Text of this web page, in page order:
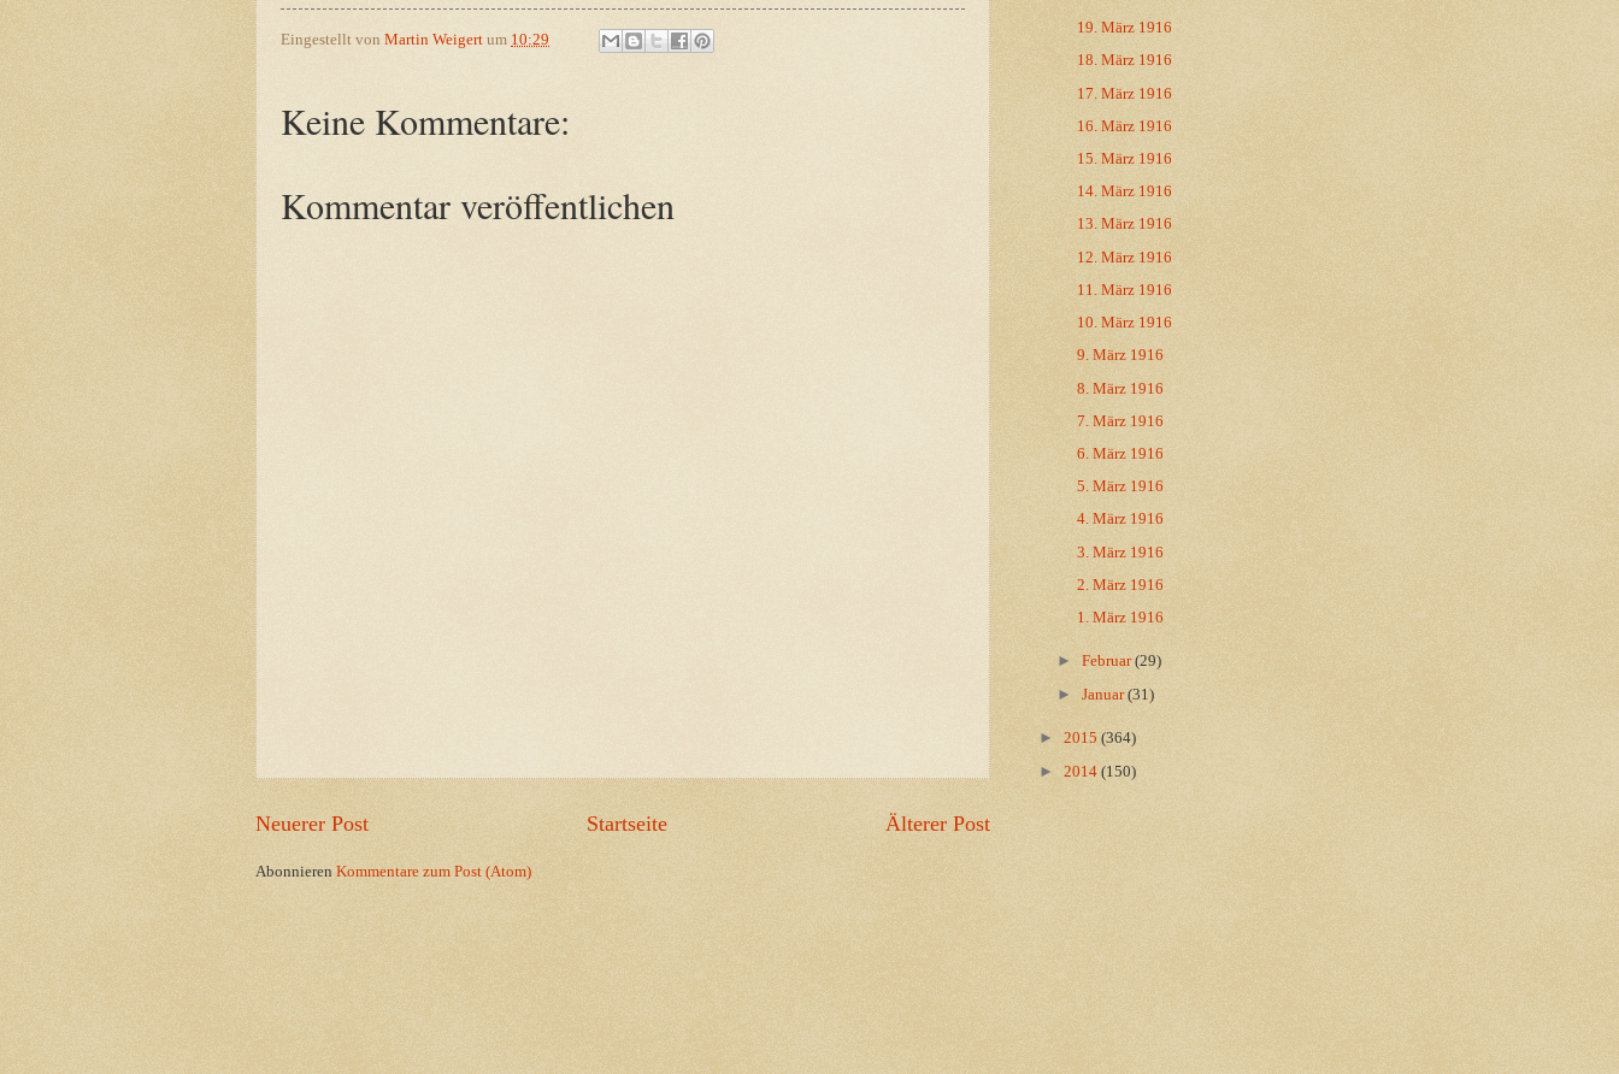
Eingestellt von Martin Weigert um 10:29
Keine Kommentare:
Kommentar veröffentlichen
Neuerer Post Älterer Post
Startseite
Abonnieren Kommentare zum Post (Atom)
19. März 1916
18. März 1916
17. März 1916
16. März 1916
15. März 1916
14. März 1916
13. März 1916
12. März 1916
11. März 1916
10. März 1916
9. März 1916
8. März 1916
7. März 1916
6. März 1916
5. März 1916
4. März 1916
3. März 1916
2. März 1916
1. März 1916
►Februar(29)
►Januar(31)
► 2015 (364)
► 2014 (150)